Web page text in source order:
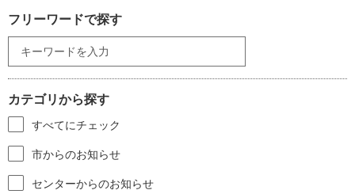
フリーワードで探す
カテゴリから探す
すべてにチェック
市からのお知らせ
センターからのお知らせ